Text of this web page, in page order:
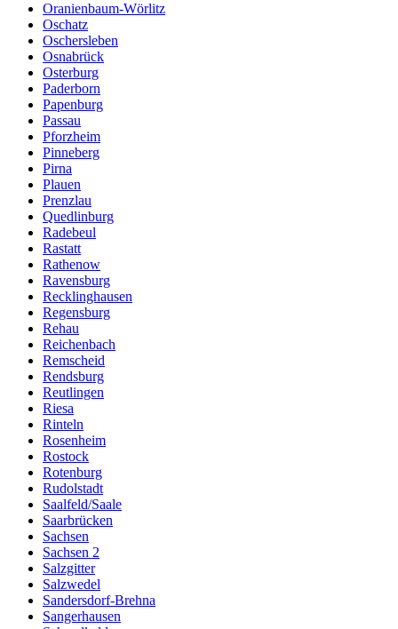
Oranienbaum-Wörlitz
Oschatz
Oschersleben
Osnabrück
Osterburg
Paderborn
Papenburg
Passau
Pforzheim
Pinneberg
Pirna
Plauen
Prenzlau
Quedlinburg
Radebeul
Rastatt
Rathenow
Ravensburg
Recklinghausen
Regensburg
Rehau
Reichenbach
Remscheid
Rendsburg
Reutlingen
Riesa
Rinteln
Rosenheim
Rostock
Rotenburg
Rudolstadt
Saalfeld/Saale
Saarbrücken
Sachsen
Sachsen 2
Salzgitter
Salzwedel
Sandersdorf-Brehna
Sangerhausen